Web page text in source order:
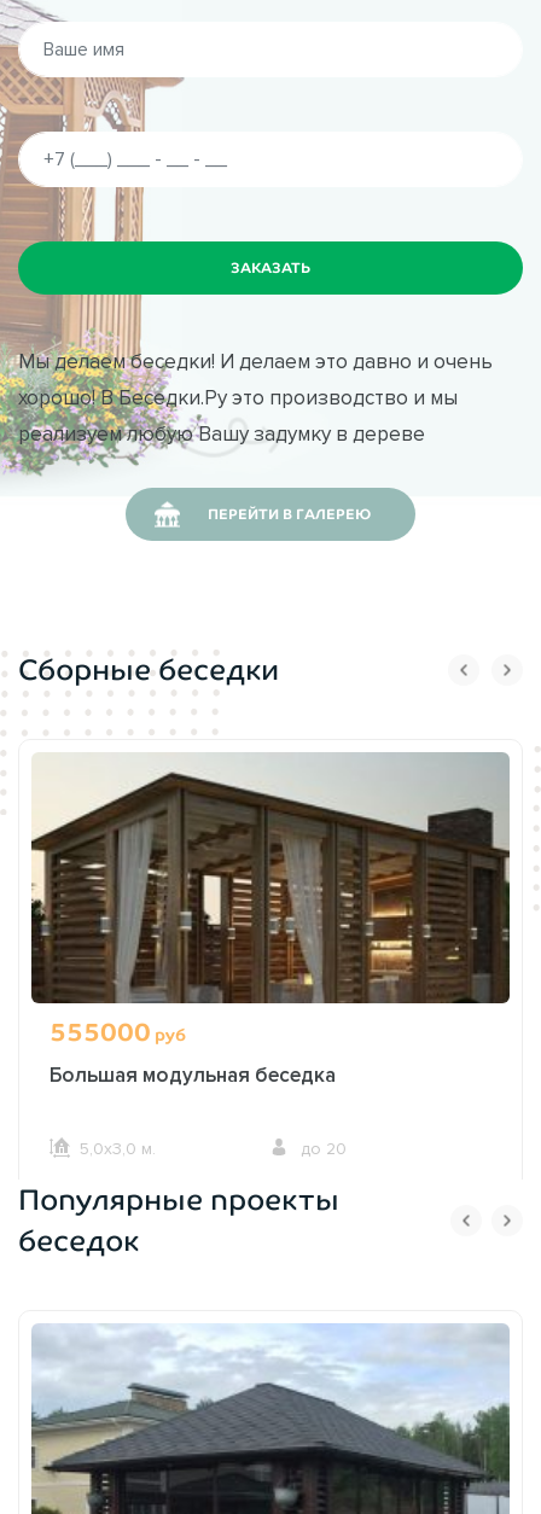
Мы делаем беседки! И делаем это давно и очень
хорошо! В Беседки.Ру это производство и мы
реализуем любую Вашу задумку в дереве
ПЕРЕЙТИ В ГАЛЕРЕЮ
Сборные беседки
555000 руб
Большая модульная беседка
5,0х3,0 м. до 20
ОФОРМИТЬ ЗАКАЗ
Популярные проекты
беседок